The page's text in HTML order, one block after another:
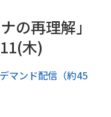
の再理解」
木)
マンド配信（約45